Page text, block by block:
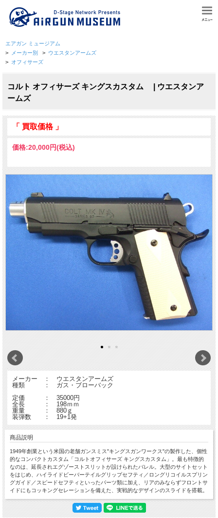
エアガン ミュージアム
> メーカー別 > ウエスタンアームズ
> オフィサーズ
コルト オフィサーズ キングスカスタム | ウエスタンア
ームズ
「 買取価格 」
価格:20,000円(税込)
メーカー ： ウエスタンアームズ
種類 ： ガス・ブローバック
定価 ： 35000円
全長 ： 198ｍｍ
重量 ： 880ｇ
装弾数 ： 19+1発
商品説明
1949年創業という米国の老舗ガンスミス"キングスガンワークス"の製作した、個性
的なコンパクトカスタム「コルトオフィサーズ キングスカスタム」。最も特徴的
なのは、延長されエグゾーストスリットが設けられたバレル。大型のサイトセット
をはじめ、ハイライドビーバーテイルグリップセフティ／ロングリコイルスプリン
グガイド／スピードセフティといったパーツ類に加え、リアのみならずフロントサ
イドにもコッキングセレーションを備えた、実戦的なデザインのスライドを搭載。